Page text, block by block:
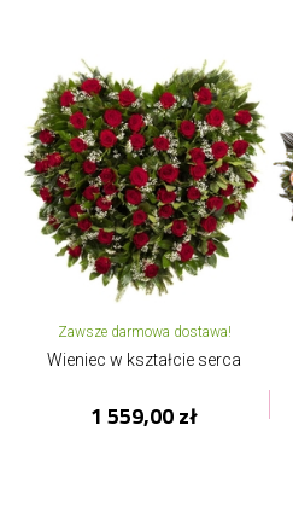
Zawsze darmowa dostawa!
Wieniec w kształcie serca
1 559,00 zł